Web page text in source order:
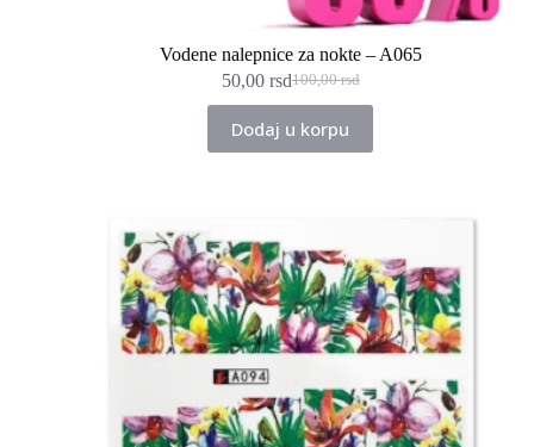
Vodene nalepnice za nokte – A065
100,00rsd
Originalna
cena
je
bila:
50,00 rsdTrenutna
cena
je:
50,00 rsd.
Dodaj u korpu